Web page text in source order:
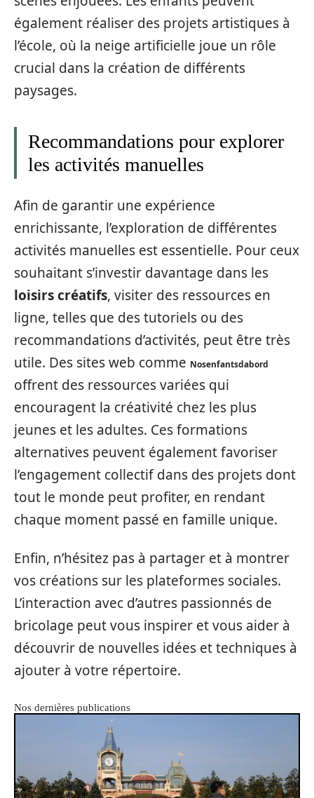
également réaliser des projets artistiques à
l’école, où la neige artificielle joue un rôle
crucial dans la création de différents
paysages.
Recommandations pour explorer
les activités manuelles
Afin de garantir une expérience
enrichissante, l’exploration de différentes
activités manuelles est essentielle. Pour ceux
souhaitant s’investir davantage dans les
loisirs créatifs, visiter des ressources en
ligne, telles que des tutoriels ou des
recommandations d’activités, peut être très
utile. Des sites web comme Nosenfantsdabord
offrent des ressources variées qui
encouragent la créativité chez les plus
jeunes et les adultes. Ces formations
alternatives peuvent également favoriser
l’engagement collectif dans des projets dont
tout le monde peut profiter, en rendant
chaque moment passé en famille unique.
Enfin, n’hésitez pas à partager et à montrer
vos créations sur les plateformes sociales.
L’interaction avec d’autres passionnés de
bricolage peut vous inspirer et vous aider à
découvrir de nouvelles idées et techniques à
ajouter à votre répertoire.
Nos dernières publications